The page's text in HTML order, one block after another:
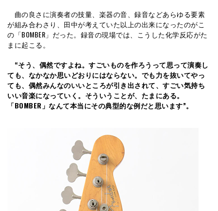
曲の良さに演奏者の技量、楽器の音、録音などあらゆる要素
が組み合わさり、田中が考えていた以上の出来になったのがこ
の「BOMBER」だった。録音の現場では、こうした化学反応がた
まに起こる。
“そう、偶然ですよね。すごいものを作ろうって思って演奏し
ても、なかなか思いどおりにはならない。でも力を抜いてやっ
ても、偶然みんなのいいところが引き出されて、すごい気持ち
いい音楽になっていく。そういうことが、たまにある。
「BOMBER」なんて本当にその典型的な例だと思います”。